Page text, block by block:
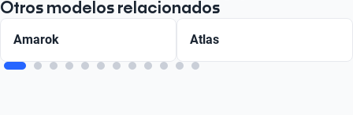
Otros modelos relacionados
Amarok Atlas